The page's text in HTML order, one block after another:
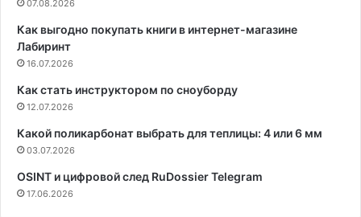
07.08.2026
Как выгодно покупать книги в интернет-магазине
Лабиринт
16.07.2026
Как стать инструктором по сноуборду
12.07.2026
Какой поликарбонат выбрать для теплицы: 4 или 6 мм
03.07.2026
OSINT и цифровой след RuDossier Telegram
17.06.2026